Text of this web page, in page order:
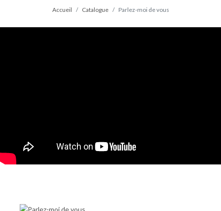
Accueil Catalogue Parlez-moi de vous